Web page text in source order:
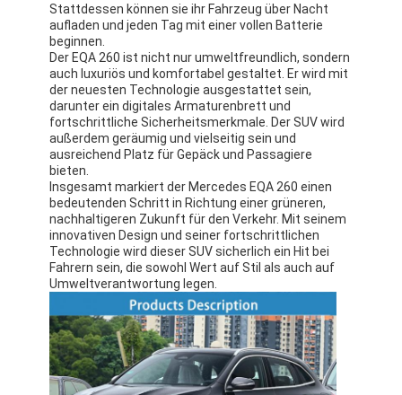
Stattdessen können sie ihr Fahrzeug über Nacht
aufladen und jeden Tag mit einer vollen Batterie
beginnen.
Der EQA 260 ist nicht nur umweltfreundlich, sondern
auch luxuriös und komfortabel gestaltet. Er wird mit
der neuesten Technologie ausgestattet sein,
darunter ein digitales Armaturenbrett und
fortschrittliche Sicherheitsmerkmale. Der SUV wird
außerdem geräumig und vielseitig sein und
ausreichend Platz für Gepäck und Passagiere
bieten.
Insgesamt markiert der Mercedes EQA 260 einen
bedeutenden Schritt in Richtung einer grüneren,
nachhaltigeren Zukunft für den Verkehr. Mit seinem
innovativen Design und seiner fortschrittlichen
Technologie wird dieser SUV sicherlich ein Hit bei
Fahrern sein, die sowohl Wert auf Stil als auch auf
Umweltverantwortung legen.